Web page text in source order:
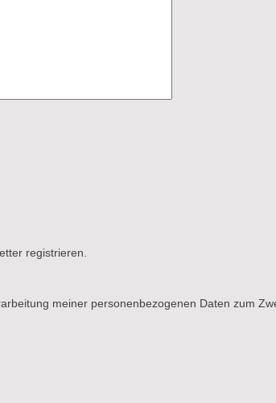
registrieren.
meiner personenbezogenen Daten zum